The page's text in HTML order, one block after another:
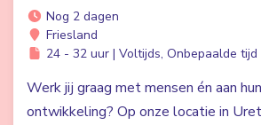
Nog 2 dagen
Friesland
24 - 32 uur | Voltijds, Onbepaalde tijd
Werk jij graag met mensen én aan hun
ontwikkeling? Op onze locatie in